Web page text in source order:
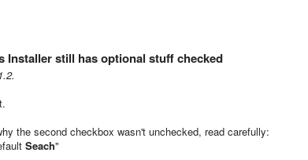
Installer still has optional stuff checked
the second checkbox wasn't unchecked, read carefully:
Seach"